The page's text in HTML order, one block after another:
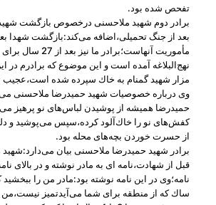
تفحص شده بود.
برادر دوم شهید ملاحسنی درخصوص بازگشت
بعد از جنگ تحمیلی،اضافه می‌كند:بازگشت شهدا
مأموریت
نهج‌البلاغه آمده‌ است و این موضوع كه برادرم در
مزار شهید گمنام به خاك سپرده شده
وی درباره خصوصیات شهید حمیدرضا ملاحسنی
حمیدرضا همیشه از پوشیدن لباس‌های نو پرهیز
كفش‌های نو را خاك‌آلود ‌كرده،سپس می‌پوشید و
از حسرت خوردن بچه‌های محله بود.
قبل از شهادت،نامه‌ ای به مادر ‌نوشته و در بالای
نامه؛وی در این نامه نوشته بود:مادر من را
ساك كه از منطقه برای شما می‌آیدتمیز نیست،من